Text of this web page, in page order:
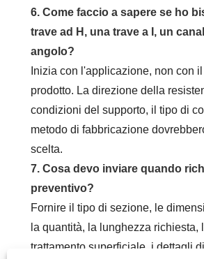
6. Come faccio a sapere se ho
trave ad H, una trave a I, un
angolo?
Inizia con l'applicazione, non con il
prodotto. La direzione della
condizioni del supporto, il tipo di
metodo di fabbricazione
scelta.
7. Cosa devo inviare quando
preventivo?
Fornire il tipo di sezione, le
la quantità, la lunghezza richiesta,
trattamento superficiale, i dettagli